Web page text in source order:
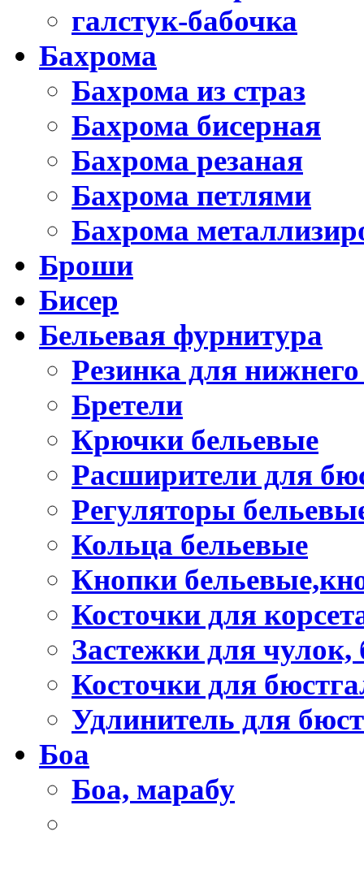
галстук-бабочка
Бахрома
Бахрома из страз
Бахрома бисерная
Бахрома резаная
Бахрома петлями
Бахрома
Броши
Бисер
Бельевая фурнитура
Резинка для
Бретели
Крючки бельевые
Расширители для
Регуляторы
Кольца бельевые
Кнопки
Косточки для
Застежки для чулок,
Косточки для
Удлинитель для
Боа
Боа, марабу